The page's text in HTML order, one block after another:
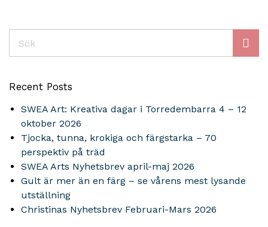
Recent Posts
SWEA Art: Kreativa dagar i Torredembarra 4 – 12
oktober 2026
Tjocka, tunna, krokiga och färgstarka – 70
perspektiv på träd
SWEA Arts Nyhetsbrev april-maj 2026
Gult är mer än en färg – se vårens mest lysande
utställning
Christinas Nyhetsbrev Februari-Mars 2026